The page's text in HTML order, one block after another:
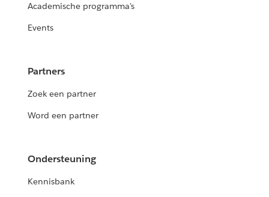
Academische programma's
Events
Partners
Zoek een partner
Word een partner
Ondersteuning
Kennisbank